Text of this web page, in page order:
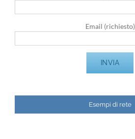
Email (richiesto)
Esempi di rete